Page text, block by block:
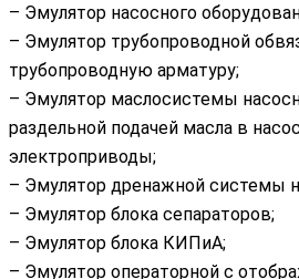
– Эмулятор насосного
– Эмулятор трубопроводной
трубопроводную арматуру;
– Эмулятор маслосистемы
раздельной подачей масла в
электроприводы;
– Эмулятор дренажной системы
– Эмулятор блока сепараторов;
– Эмулятор блока КИПиА;
– Эмулятор операторной с